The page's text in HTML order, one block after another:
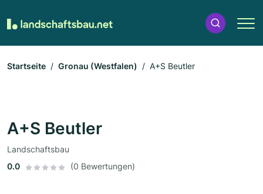
Startseite Gronau (Westfalen) A+S Beutler
A+S Beutler
Landschaftsbau
0.0
(0 Bewertungen)